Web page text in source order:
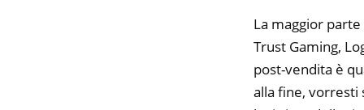
La maggior
Trust Gaming,
post-vendita è
alla fine, vorresti